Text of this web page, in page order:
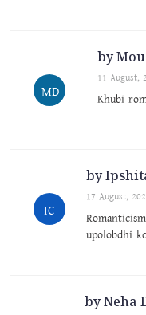
MD
by
11 August,
Khubi
IC
by
17 August,
upolobdhi
by Neha